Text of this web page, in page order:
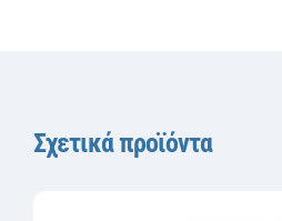
Σχετικά προϊόντα